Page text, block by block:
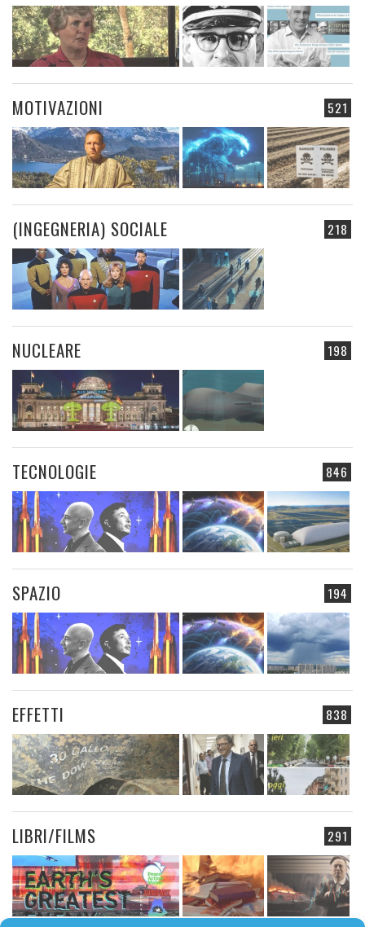
521
MOTIVAZIONI
218
(INGEGNERIA) SOCIALE
198
NUCLEARE
846
TECNOLOGIE
194
SPAZIO
838
EFFETTI
291
LIBRI/FILMS